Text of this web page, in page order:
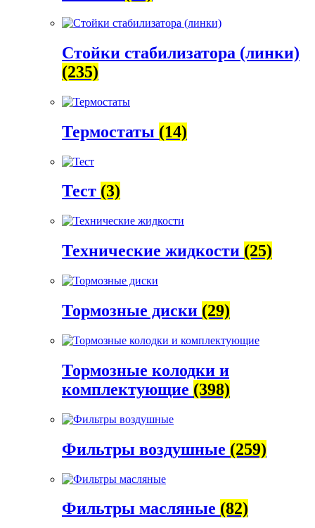
Стойки стабилизатора (линки)
(235)
Термостаты (14)
Тест (3)
Технические жидкости (25)
Тормозные диски (29)
Тормозные колодки и
комплектующие (398)
Фильтры воздушные (259)
Фильтры масляные (82)